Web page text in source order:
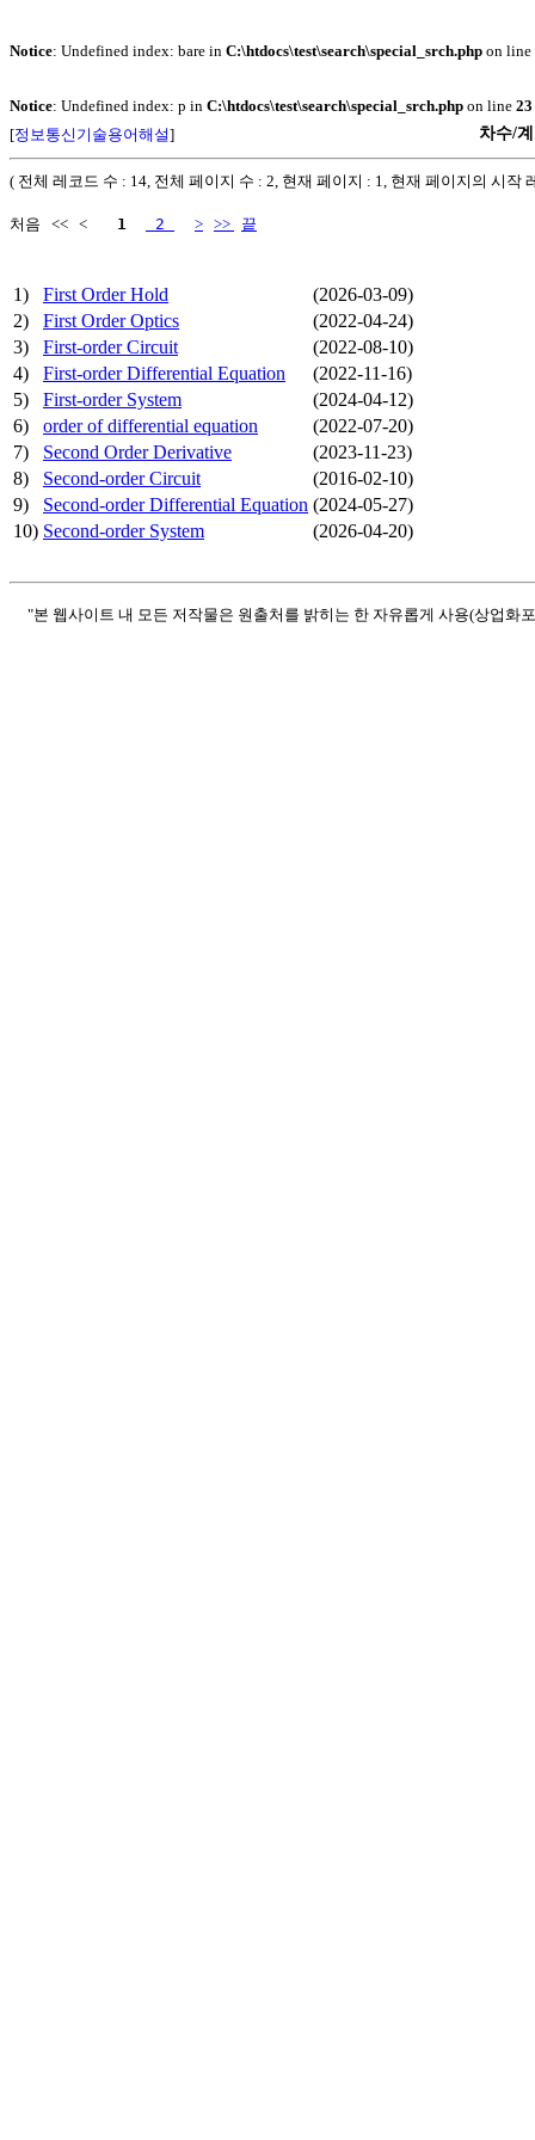
Notice: Undefined index: bare in C:\htdocs\test\search\special_srch.php on line
Notice: Undefined index: p in C:\htdocs\test\search\special_srch.php on line 23
[정보통신기술용어해설] 차수/
( 전체 레코드 수 : 14, 전체 페이지 수 : 2, 현재 페이지 : 1, 현재 페이지의 시작
처음 << < 1 2 > >> 끝
1) First Order Hold
(2026-03-09)
2)
First Order Optics
(2022-04-24)
3)
First-order Circuit
(2022-08-10)
4)
First-order Differential Equation
(2022-11-16)
5)
First-order System
(2024-04-12)
6)
order of differential equation
(2022-07-20)
7)
Second Order Derivative
(2023-11-23)
8)
Second-order Circuit
(2016-02-10)
9)
Second-order Differential Equation (2024-05-27)
10) Second-order System (2026-04-20)
"본 웹사이트 내 모든 저작물은 원출처를 밝히는 한 자유롭게 사용(상업화